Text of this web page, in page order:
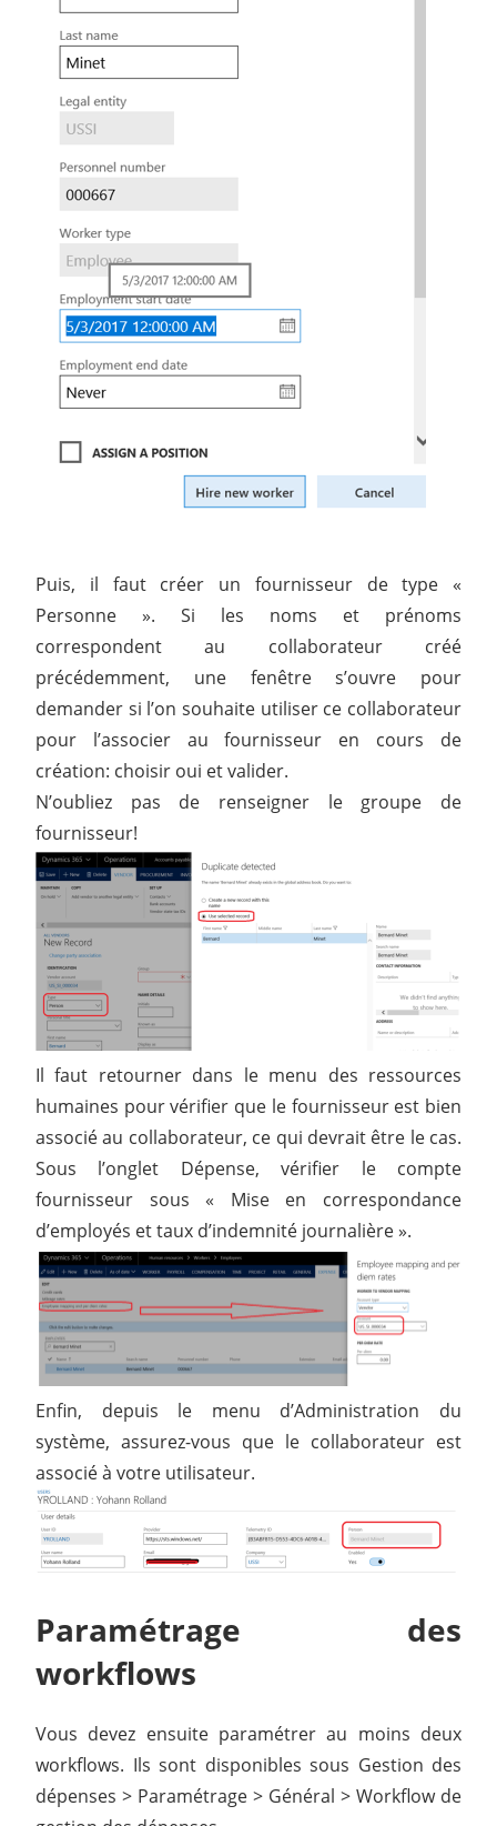
Puis, il faut créer un fournisseur de type «
Personne ». Si les noms et prénoms
correspondent au collaborateur créé
précédemment, une fenêtre s’ouvre pour
demander si l’on souhaite utiliser ce collaborateur
pour l’associer au fournisseur en cours de
création: choisir oui et valider.
N’oubliez pas de renseigner le groupe de
fournisseur!
Il faut retourner dans le menu des ressources
humaines pour vérifier que le fournisseur est bien
associé au collaborateur, ce qui devrait être le cas.
Sous l’onglet Dépense, vérifier le compte
fournisseur sous « Mise en correspondance
d’employés et taux d’indemnité journalière ».
Enfin, depuis le menu d’Administration du
système, assurez-vous que le collaborateur est
associé à votre utilisateur.
Paramétrage des
workflows
Vous devez ensuite paramétrer au moins deux
workflows. Ils sont disponibles sous Gestion des
dépenses > Paramétrage > Général > Workflow de